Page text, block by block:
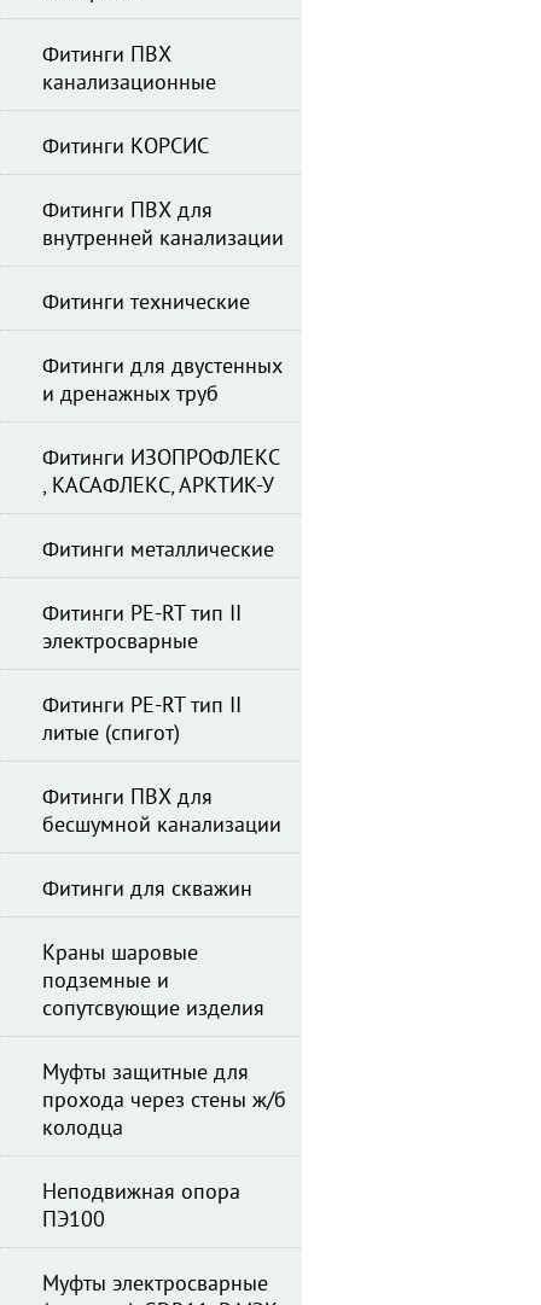
Фитинги ПВХ
канализационные
Фитинги КОРСИС
Фитинги ПВХ для
внутренней канализации
Фитинги технические
Фитинги для двустенных
и дренажных труб
Фитинги ИЗОПРОФЛЕКС
, КАСАФЛЕКС, АРКТИК-У
Фитинги металлические
Фитинги PE-RT тип II
электросварные
Фитинги PE-RT тип II
литые (спигот)
Фитинги ПВХ для
бесшумной канализации
Фитинги для скважин
Краны шаровые
подземные и
сопутсвующие изделия
Муфты защитные для
прохода через стены ж/б
колодца
Неподвижная опора
ПЭ100
Муфты электросварные